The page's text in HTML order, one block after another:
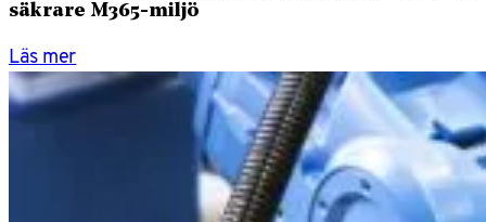
säkrare M365-miljö
Läs mer